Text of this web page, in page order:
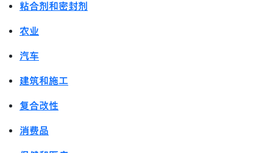
粘合剂和密封剂
农业
汽车
建筑和施工
复合改性
消费品